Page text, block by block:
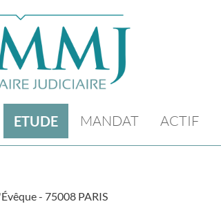
ETUDE MANDAT ACTIF
- 75008 PARIS